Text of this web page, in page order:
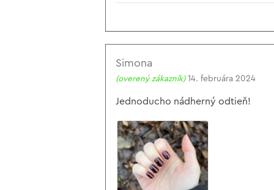
Simona
(overený zákazník) 14. februára 2024
Jednoducho nádherný odtieň!